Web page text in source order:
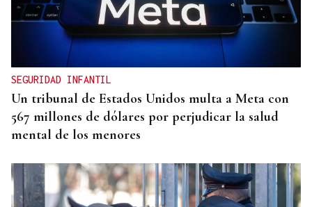
VIDA
José María Eguileta e a memoria de Ourense
SEGURIDAD INFANTIL
Un tribunal de Estados Unidos multa a Meta con
567 millones de dólares por perjudicar la salud
mental de los menores